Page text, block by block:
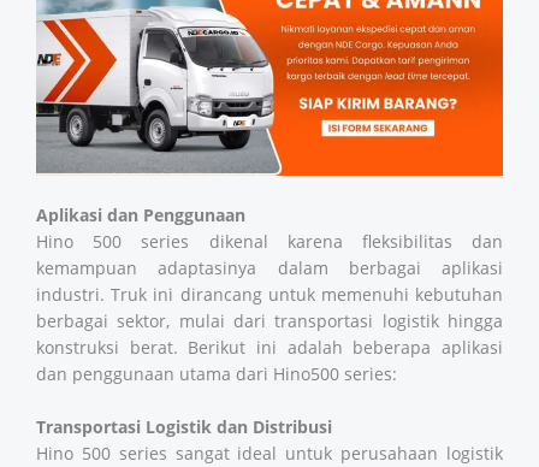
Aplikasi dan Penggunaan
Hino 500 series dikenal karena fleksibilitas dan
kemampuan adaptasinya dalam berbagai aplikasi
industri. Truk ini dirancang untuk memenuhi kebutuhan
berbagai sektor, mulai dari transportasi logistik hingga
konstruksi berat. Berikut ini adalah beberapa aplikasi
dan penggunaan utama dari Hino500 series:
Transportasi Logistik dan Distribusi
Hino 500 series sangat ideal untuk perusahaan logistik